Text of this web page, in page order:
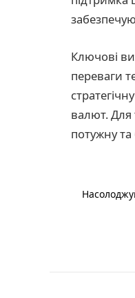
Ключові
переваги
валют. Для
потужну